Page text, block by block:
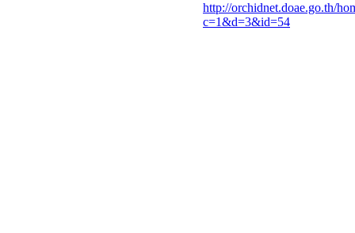
http://orchidnet.doae.go.th/
c=1&d=3&id=54